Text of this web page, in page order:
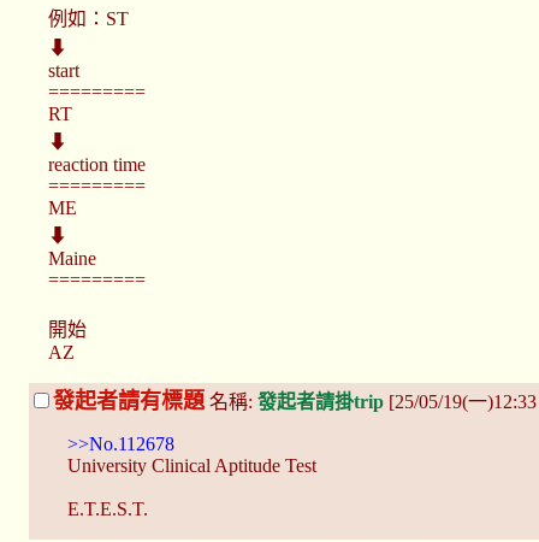
例如：ST
⬇
start
=========
RT
⬇
reaction time
=========
ME
⬇
Maine
=========
開始
AZ
發起者請有標題 名稱: 發起者請掛trip [25/05/19(一
>>No.112678
University Clinical Aptitude Test
E.T.E.S.T.